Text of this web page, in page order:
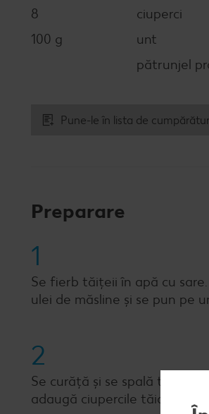
8
ciuperci
100 g
unt
pătrunjel
Pune-le în lista de
Preparare
1
Se fierb tăițeii în apă cu sare.
ulei de măsline și se pun pe
2
Se curăță și se spală toate
adaugă ciupercile tăiate felii